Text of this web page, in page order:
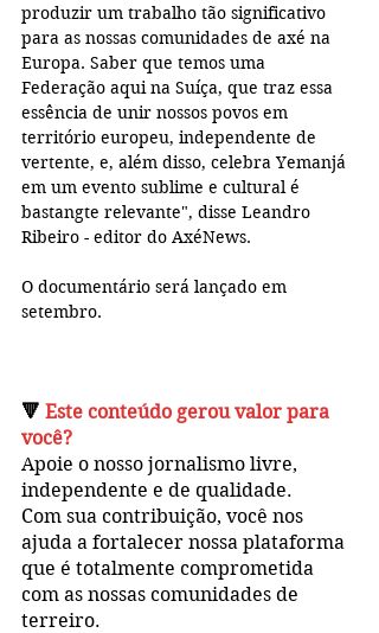
produzir um trabalho tão significativo
para as nossas comunidades de axé na
Europa. Saber que temos uma
Federação aqui na Suíça, que traz essa
essência de unir nossos povos em
território europeu, independente de
vertente, e, além disso, celebra Yemanjá
em um evento sublime e cultural é
bastangte relevante", disse Leandro
Ribeiro - editor do AxéNews.
O documentário será lançado em
setembro.
🔻 Este conteúdo gerou valor para
você?
Apoie o nosso jornalismo livre,
independente e de qualidade.
Com sua contribuição, você nos
ajuda a fortalecer nossa plataforma
que é totalmente comprometida
com as nossas comunidades de
terreiro.